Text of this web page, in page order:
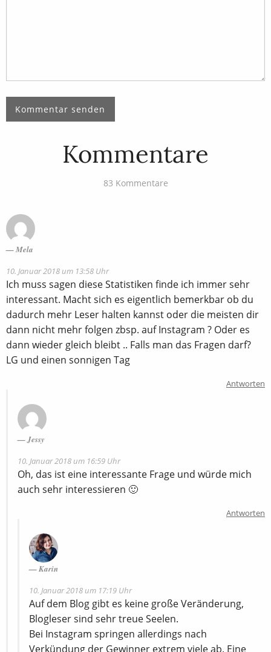
Kommentare
83 Kommentare
Mela
10. Januar 2018 um 13:58 Uhr
Ich muss sagen diese Statistiken finde ich immer sehr
interessant. Macht sich es eigentlich bemerkbar ob du
dadurch mehr Leser halten kannst oder die meisten dir
dann nicht mehr folgen zbsp. auf Instagram ? Oder es
dann wieder gleich bleibt .. Falls man das Fragen darf?
LG und einen sonnigen Tag
Antworten
Jessy
10. Januar 2018 um 16:59 Uhr
Oh, das ist eine interessante Frage und würde mich
auch sehr interessieren 🙂
Antworten
Karin
10. Januar 2018 um 17:19 Uhr
Auf dem Blog gibt es keine große Veränderung,
Blogleser sind sehr treue Seelen.
Bei Instagram springen allerdings nach
Verkündung der Gewinner extrem viele ab. Eine